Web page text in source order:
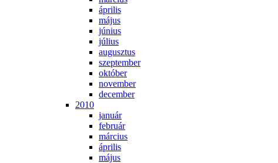
áp­ri­lis
má­jus
jú­ni­us
jú­li­us
au­gusz­tus
szep­tem­ber
ok­tó­ber
no­vem­ber
de­cem­ber
2010
ja­nu­ár
feb­ru­ár
már­ci­us
áp­ri­lis
má­jus